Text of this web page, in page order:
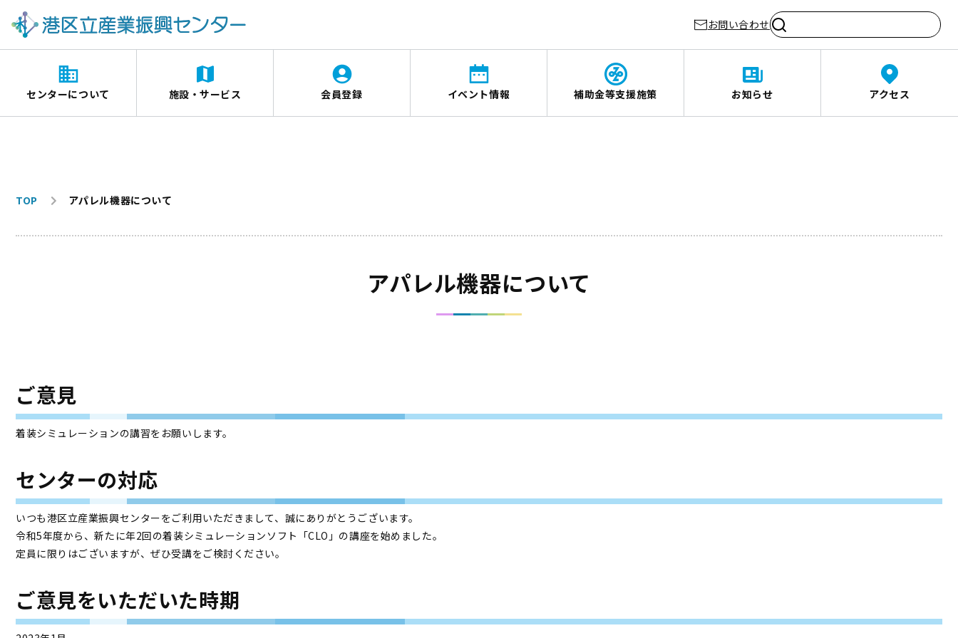
お問い合わせ
センターについて 施設・サービス 会員登録 イベント情報 補助金等支援施策 お知らせ アクセス
TOP アパレル機器について
アパレル機器について
ご意見
着装シミュレーションの講習をお願いします。
センターの対応
いつも港区立産業振興センターをご利用いただきまして、誠にありがとうございます。
令和5年度から、新たに年2回の着装シミュレーションソフト「CLO」の講座を始めました。
定員に限りはございますが、ぜひ受講をご検討ください。
ご意見をいただいた時期